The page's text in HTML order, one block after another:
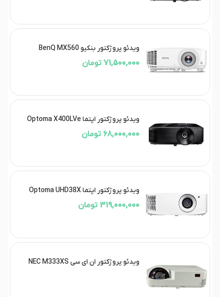
ویدئو پروژکتور بنکیو BenQ MX560
71,500,000 تومان
ویدئو پروژکتور اپتما Optoma X400LVe
68,000,000 تومان
ویدئو پروژکتور اپتما Optoma UHD38X
319,000,000 تومان
ویدئو پروژکتور ان ای سی NEC M333XS